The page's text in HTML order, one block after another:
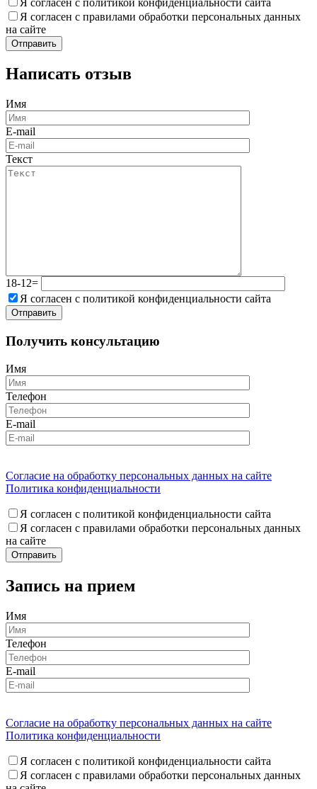
Я согласен с правилами обработки персональных данных
на сайте
Написать отзыв
Имя
E-mail
Текст
18-12=
Я согласен с политикой конфиденциальности сайта
Получить консультацию
Имя
Телефон
E-mail
Согласие на обработку персональных данных на сайте
Политика конфиденциальности
Я согласен с политикой конфиденциальности сайта
Я согласен с правилами обработки персональных данных
на сайте
Запись на прием
Имя
Телефон
E-mail
Согласие на обработку персональных данных на сайте
Политика конфиденциальности
Я согласен с политикой конфиденциальности сайта
Я согласен с правилами обработки персональных данных